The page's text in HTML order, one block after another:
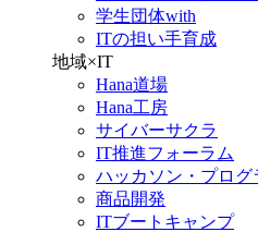
学生団体with
ITの担い手育成
地域×IT
Hana道場
Hana工房
サイバーサクラ
IT推進フォーラム
ハッカソン・プログ
商品開発
ITブートキャンプ